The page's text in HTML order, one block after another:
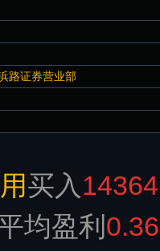
路证券营业部
买入
均盈利